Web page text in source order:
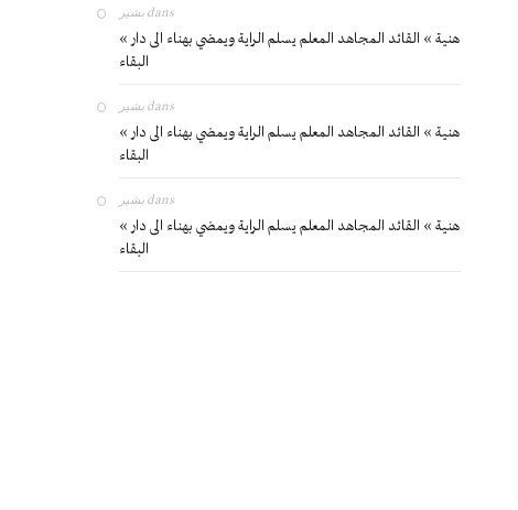
بشير dans
« هنية » القائد المجاهد المعلم يسلم الراية ويمضي بهناء الى دار
البقاء
بشير dans
« هنية » القائد المجاهد المعلم يسلم الراية ويمضي بهناء الى دار
البقاء
بشير dans
« هنية » القائد المجاهد المعلم يسلم الراية ويمضي بهناء الى دار
البقاء